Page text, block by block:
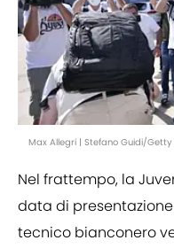
Max Allegri | Stefano Guidi/
Nel frattempo, la
data di
tecnico bianconero